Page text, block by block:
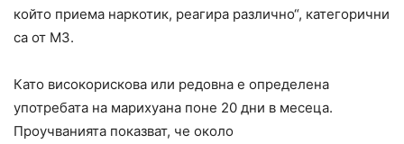
който приема наркотик, реагира различно“, категорични
са от МЗ.
Като високорискова или редовна е определена
употребата на марихуана поне 20 дни в месеца.
Проучванията показват, че около